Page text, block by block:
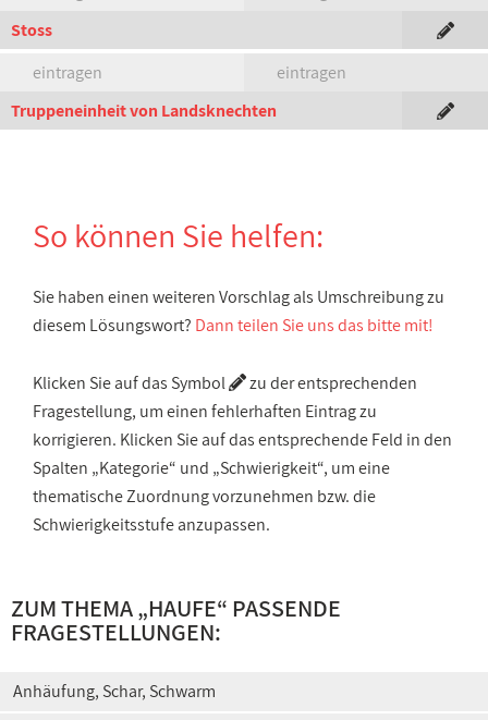
Stoss
eintragen
eintragen
Truppeneinheit von Landsknechten
So können Sie helfen:
Sie haben einen weiteren Vorschlag als Umschreibung zu
diesem Lösungswort? Dann teilen Sie uns das bitte mit!
Klicken Sie auf das Symbol
zu der entsprechenden
Fragestellung, um einen fehlerhaften Eintrag zu
korrigieren. Klicken Sie auf das entsprechende Feld in den
Spalten „Kategorie“ und „Schwierigkeit“, um eine
thematische Zuordnung vorzunehmen bzw. die
Schwierigkeitsstufe anzupassen.
ZUM THEMA „HAUFE“ PASSENDE
FRAGESTELLUNGEN:
Anhäufung, Schar, Schwarm